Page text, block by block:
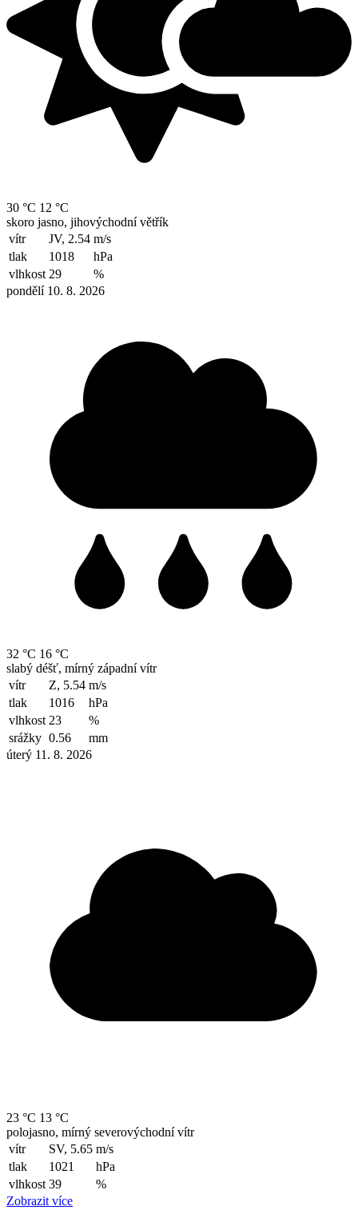
30 °C 12 °C
skoro jasno, jihovýchodní větřík
vítr
JV, 2.54 m/s
tlak
1018
hPa
vlhkost 29
%
pondělí 10. 8. 2026
32 °C 16 °C
slabý déšť, mírný západní vítr
vítr
Z, 5.54 m/s
tlak
1016
hPa
vlhkost 23
%
srážky 0.56
mm
úterý 11. 8. 2026
23 °C 13 °C
polojasno, mírný severovýchodní vítr
vítr
SV, 5.65 m/s
tlak
1021
hPa
vlhkost 39
%
Zobrazit více